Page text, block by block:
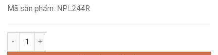
Mã sản phẩm: NPL244R
Đèn LED ốp trần tròn Nanoco NPL244R 24W ánh sáng trung